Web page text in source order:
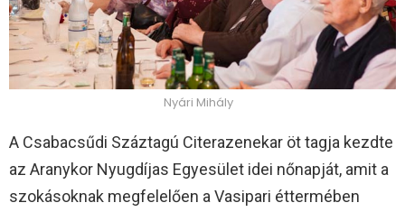
Nyári Mihály
A Csabacsűdi Száztagú Citerazenekar öt tagja kezdte
az Aranykor Nyugdíjas Egyesület idei nőnapját, amit a
szokásoknak megfelelően a Vasipari éttermében